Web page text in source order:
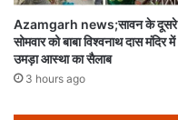
Azamgarh news;सावन के दूसरे
सोमवार को बाबा विश्वनाथ दास मंदिर में
उमड़ा आस्था का सैलाब
3 hours ago